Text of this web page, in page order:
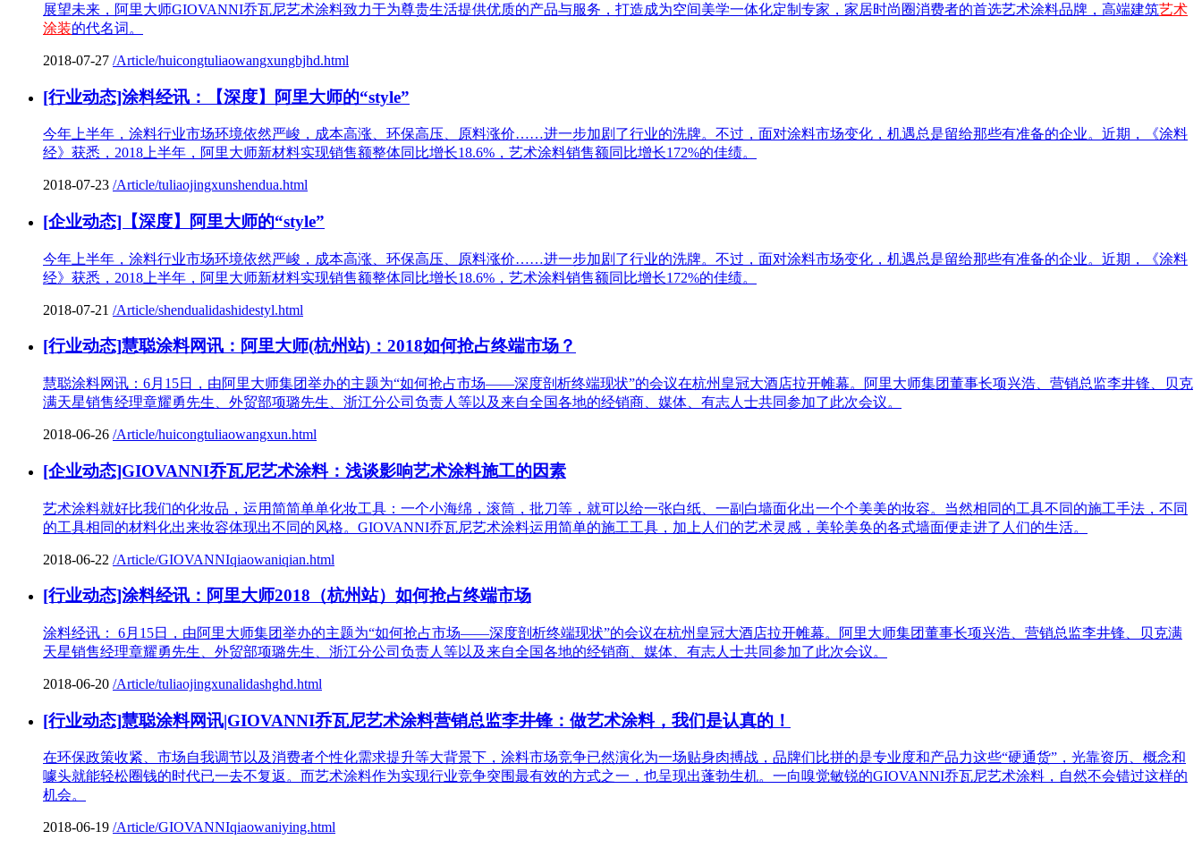
展望未来，阿里大师GIOVANNI乔瓦尼艺术涂料致力于为尊贵生活提供优质的产品与服务，打造成为空间美学一体化定制专家，家居时尚圈消费者的首选艺术涂料品牌，高端建筑艺术
涂装的代名词。
2018-07-27 /Article/huicongtuliaowangxungbjhd.html
[行业动态]涂料经讯：【深度】阿里大师的“style”
今年上半年，涂料行业市场环境依然严峻，成本高涨、环保高压、原料涨价……进一步加剧了行业的洗牌。不过，面对涂料市场变化，机遇总是留给那些有准备的企业。近期，《涂料
经》获悉，2018上半年，阿里大师新材料实现销售额整体同比增长18.6%，艺术涂料销售额同比增长172%的佳绩。
2018-07-23 /Article/tuliaojingxunshendua.html
[企业动态]【深度】阿里大师的“style”
今年上半年，涂料行业市场环境依然严峻，成本高涨、环保高压、原料涨价……进一步加剧了行业的洗牌。不过，面对涂料市场变化，机遇总是留给那些有准备的企业。近期，《涂料
经》获悉，2018上半年，阿里大师新材料实现销售额整体同比增长18.6%，艺术涂料销售额同比增长172%的佳绩。
2018-07-21 /Article/shendualidashidestyl.html
[行业动态]慧聪涂料网讯：阿里大师(杭州站)：2018如何抢占终端市场？
慧聪涂料网讯：6月15日，由阿里大师集团举办的主题为“如何抢占市场——深度剖析终端现状”的会议在杭州皇冠大酒店拉开帷幕。阿里大师集团董事长项兴浩、营销总监李井锋、贝克
满天星销售经理章耀勇先生、外贸部项璐先生、浙江分公司负责人等以及来自全国各地的经销商、媒体、有志人士共同参加了此次会议。
2018-06-26 /Article/huicongtuliaowangxun.html
[企业动态]GIOVANNI乔瓦尼艺术涂料：浅谈影响艺术涂料施工的因素
艺术涂料就好比我们的化妆品，运用简简单单化妆工具：一个小海绵，滚筒，批刀等，就可以给一张白纸、一副白墙面化出一个个美美的妆容。当然相同的工具不同的施工手法，不同
的工具相同的材料化出来妆容体现出不同的风格。GIOVANNI乔瓦尼艺术涂料运用简单的施工工具，加上人们的艺术灵感，美轮美奂的各式墙面便走进了人们的生活。
2018-06-22 /Article/GIOVANNIqiaowaniqian.html
[行业动态]涂料经讯：阿里大师2018（杭州站）如何抢占终端市场
涂料经讯： 6月15日，由阿里大师集团举办的主题为“如何抢占市场——深度剖析终端现状”的会议在杭州皇冠大酒店拉开帷幕。阿里大师集团董事长项兴浩、营销总监李井锋、贝克满
天星销售经理章耀勇先生、外贸部项璐先生、浙江分公司负责人等以及来自全国各地的经销商、媒体、有志人士共同参加了此次会议。
2018-06-20 /Article/tuliaojingxunalidashghd.html
[行业动态]慧聪涂料网讯|GIOVANNI乔瓦尼艺术涂料营销总监李井锋：做艺术涂料，我们是认真的！
在环保政策收紧、市场自我调节以及消费者个性化需求提升等大背景下，涂料市场竞争已然演化为一场贴身肉搏战，品牌们比拼的是专业度和产品力这些“硬通货”，光靠资历、概念和
噱头就能轻松圈钱的时代已一去不复返。而艺术涂料作为实现行业竞争突围最有效的方式之一，也呈现出蓬勃生机。一向嗅觉敏锐的GIOVANNI乔瓦尼艺术涂料，自然不会错过这样的
机会。
2018-06-19 /Article/GIOVANNIqiaowaniying.html